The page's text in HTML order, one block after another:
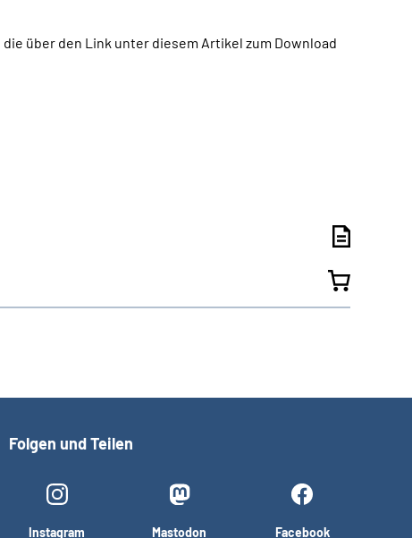
über den Link unter diesem Artikel zum Download
Folgen und Teilen
Instagram Mastodon Facebook